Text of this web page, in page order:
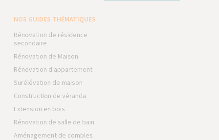
NOS GUIDES THÉMATIQUES
Rénovation de résidence
secondaire
Rénovation de Maison
Rénovation d'appartement
Surélévation de maison
Construction de véranda
Extension en bois
Rénovation de salle de bain
Aménagement de combles